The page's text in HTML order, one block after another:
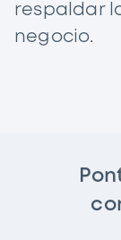
respaldar
negocio.